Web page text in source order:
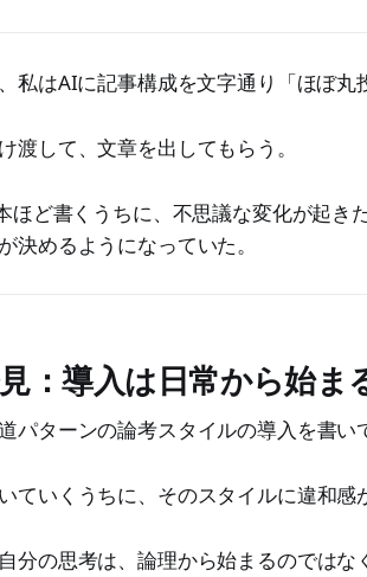
私はAIに記事構成を文字通り「ほぼ丸
渡して、文章を出してもらう。
ほど書くうちに、不思議な変化が起き
決めるようになっていた。
：導入は日常から始ま
パターンの論考スタイルの導入を書い
ていくうちに、そのスタイルに違和感
分の思考は、論理から始まるのでは